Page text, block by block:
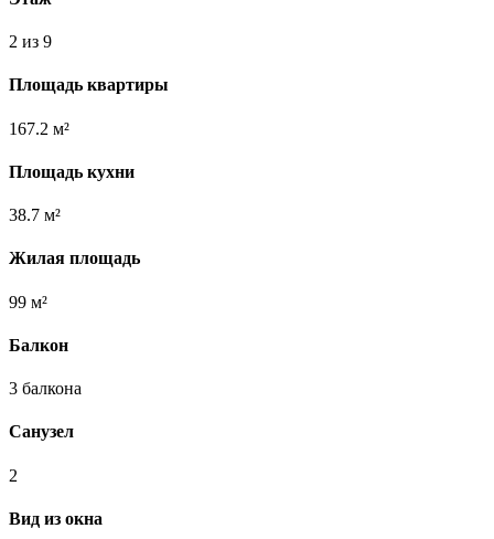
2 из 9
Площадь квартиры
167.2 м²
Площадь кухни
38.7 м²
Жилая площадь
99 м²
Балкон
3 балкона
Санузел
2
Вид из окна